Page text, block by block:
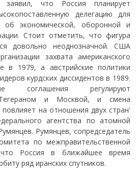
что Россия планирует
делегацию для
об экономической, оборонной и
Стоит отметить, что фигура
довольно неоднозначной. США
захвата американского
в 1979, а австрийские политики
курдских диссидентов в 1989.
соглашения регулируют
и Москвой, и смена
на отношения двух стран'
агентства по атомной
Румянцев, сопредседатель
по межправительственной
что Россия в ближайшее время
ряд иранских спутников.